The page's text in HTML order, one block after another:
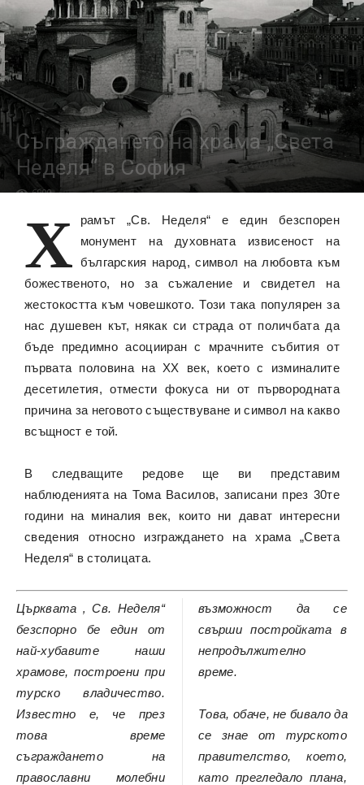
Съграждането на храмa „Света
Неделя“ в София
6900
Х
рамът „Св. Неделя“ е един безспорен
монумент на духовната извисеност на
българския народ, символ на любовта към
божественото, но за съжаление и свидетел на
жестокостта към човешкото. Този така популярен за
нас душевен кът, някак си страда от поличбата да
бъде предимно асоцииран с мрачните събития от
първата половина на ХХ век, което с изминалите
десетилетия, отмести фокуса ни от първородната
причина за неговото съществуване и символ на какво
всъщност е той.
В следващите редове ще ви представим
наблюденията на Тома Василов, записани през 30те
години на миналия век, които ни дават интересни
сведения относно изграждането на храма „Света
Неделя“ в столицата.
Църквата ‚ Св. Неделя“
безспорно бе един от
най-хубавите наши
храмове, построени при
турско владичество.
Известно е, че през
това време
съграждането на
православни молебни
възможност да се
свърши постройката в
непродължително
време.
Това, обаче, не бивало да
се знае от турското
правителство, което,
като прегледало плана,